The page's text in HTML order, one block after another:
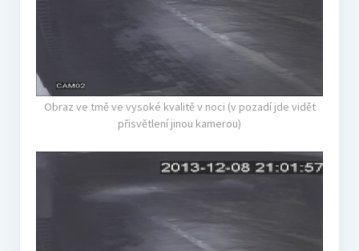
Obraz ve tmě ve vysoké kvalitě v noci (v pozadí jde vidět
přisvětlení jinou kamerou)